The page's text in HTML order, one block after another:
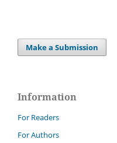
Make a Submission
Information
For Readers
For Authors